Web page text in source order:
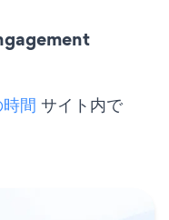
間 サイト内で